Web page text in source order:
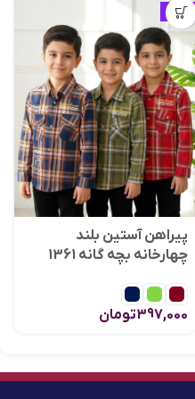
ویژه
پیراهن آستین بلند
چهارخانه بچه گانه 1361
397,000تومان